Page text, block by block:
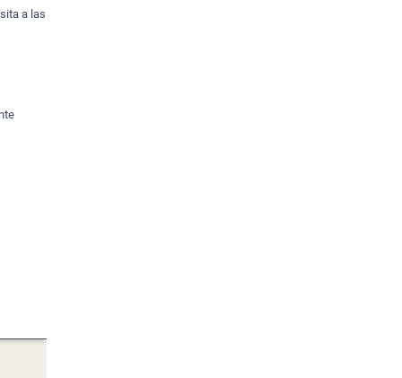
a las